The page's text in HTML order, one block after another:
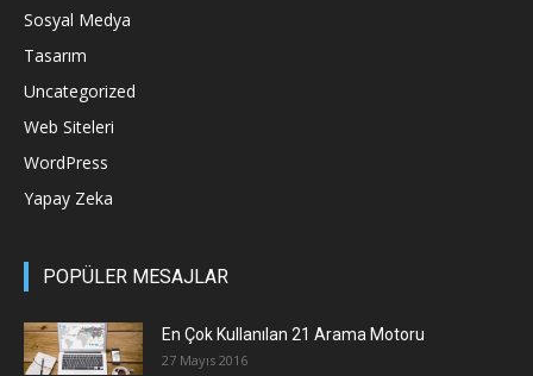
Sosyal Medya
Tasarım
Uncategorized
Web Siteleri
WordPress
Yapay Zeka
POPÜLER MESAJLAR
En Çok Kullanılan 21 Arama Motoru
27 Mayıs 2016